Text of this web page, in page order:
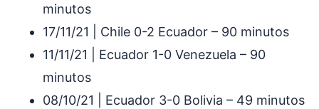
minutos
17/11/21 | Chile 0-2 Ecuador – 90 minutos
11/11/21 | Ecuador 1-0 Venezuela – 90
minutos
08/10/21 | Ecuador 3-0 Bolivia – 49 minutos